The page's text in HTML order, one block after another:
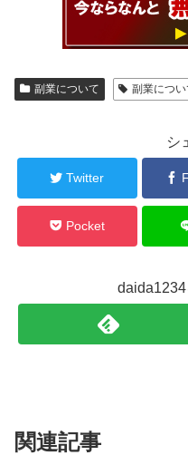
副業について 副業につい
シ
Twitter
Pocket
関連記事